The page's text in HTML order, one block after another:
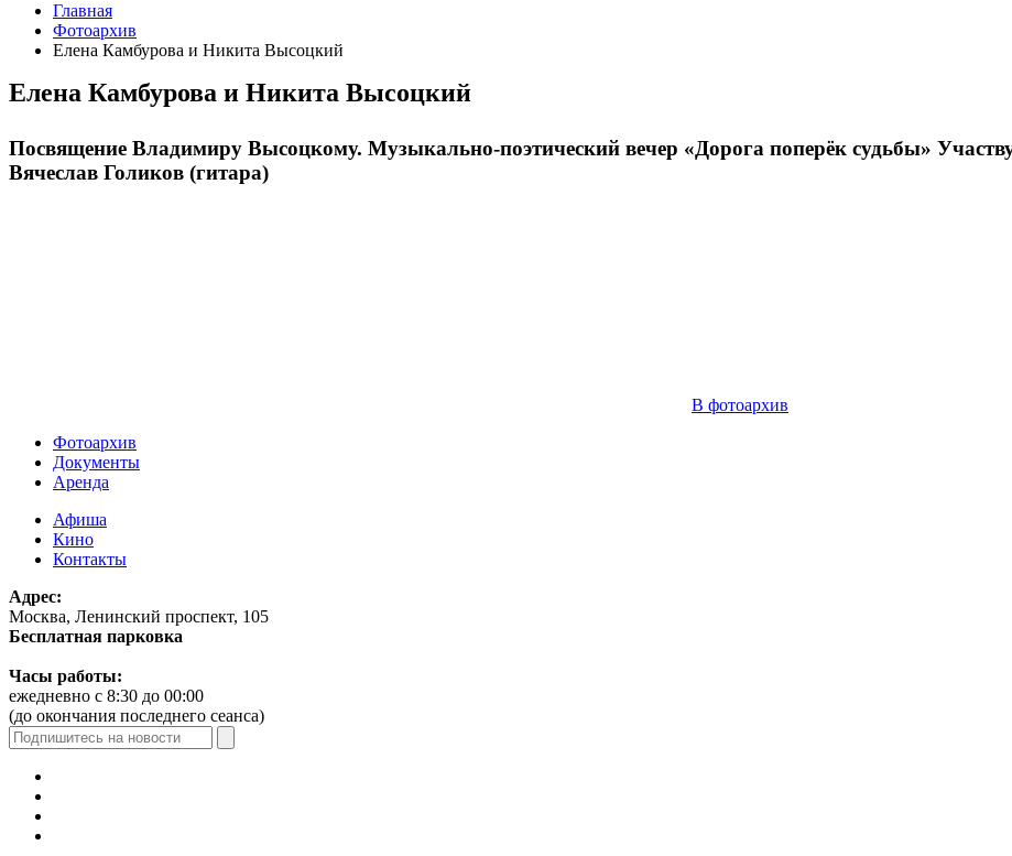
Главная
Фотоархив
Елена Камбурова и Никита Высоцкий
Елена Камбурова и Никита Высоцкий
Посвящение Владимиру Высоцкому. Музыкально-поэтический вечер «Дорога поперёк судьбы»
Вячеслав Голиков (гитара)
В фотоархив
Фотоархив
Документы
Аренда
Афиша
Кино
Контакты
Адрес:
Москва, Ленинский проспект, 105
Бесплатная парковка
Часы работы:
ежедневно с 8:30 до 00:00
(до окончания последнего сеанса)